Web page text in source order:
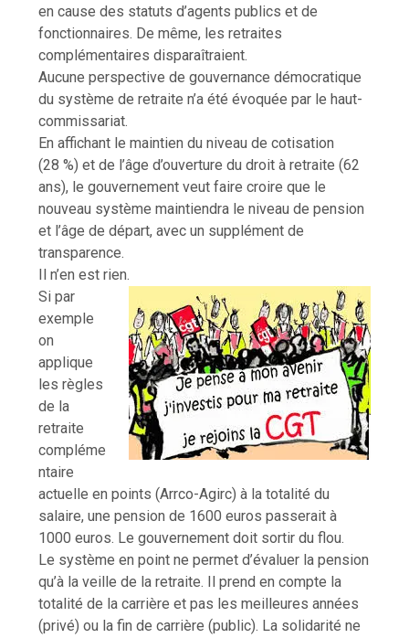
en cause des statuts d’agents publics et de
fonctionnaires. De même, les retraites
complémentaires disparaîtraient.
Aucune perspective de gouvernance démocratique
du système de retraite n’a été évoquée par le haut-
commissariat.
En affichant le maintien du niveau de cotisation
(28 %) et de l’âge d’ouverture du droit à retraite (62
ans), le gouvernement veut faire croire que le
nouveau système maintiendra le niveau de pension
et l’âge de départ, avec un supplément de
transparence.
Il n’en est rien.
Si par
exemple
on
applique
les règles
de la
retraite
compléme
ntaire
actuelle en points (Arrco-Agirc) à la totalité du
salaire, une pension de 1600 euros passerait à
1000 euros. Le gouvernement doit sortir du flou.
Le système en point ne permet d’évaluer la pension
qu’à la veille de la retraite. Il prend en compte la
totalité de la carrière et pas les meilleures années
(privé) ou la fin de carrière (public). La solidarité ne